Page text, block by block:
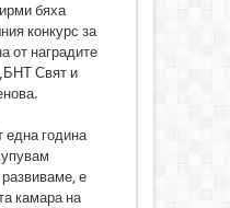
бяха
конкурс за
от наградите
Свят и
една година
развиваме, е
камара на